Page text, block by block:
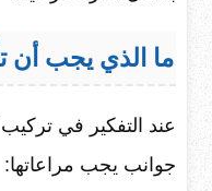
ما الذي يجب أن
عند التفكير في
جوانب يجب مراعاتها: